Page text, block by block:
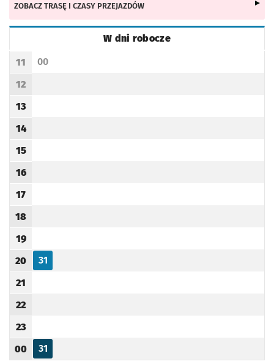
ZOBACZ TRASĘ I CZASY PRZEJAZDÓW
W dni robocze
Rozkład jazdy -
Godzina odjazdu
11
Odjazd
00
minut po godzinie 11
Godzina odjazdu
12
Godzina odjazdu
13
Godzina odjazdu
14
Godzina odjazdu
15
Godzina odjazdu
16
Godzina odjazdu
17
Godzina odjazdu
18
Godzina odjazdu
19
Godzina odjazdu
20
Odjazd
31
minut po godzinie 20
Godzina odjazdu
21
Godzina odjazdu
22
Godzina odjazdu
23
Godzina odjazdu
00
Odjazd
31
minut po godzinie 00